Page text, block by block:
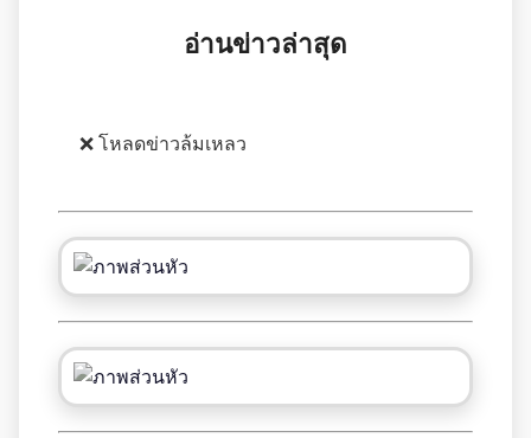
อ่านข่าวล่าสุด
❌ โหลดข่าวล้มเหลว